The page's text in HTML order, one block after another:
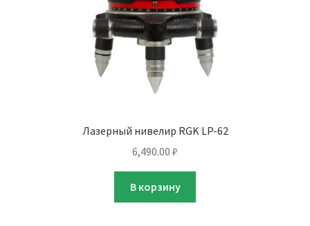
Лазерный нивелир RGK LP-62
6,490.00 ₽
В корзину